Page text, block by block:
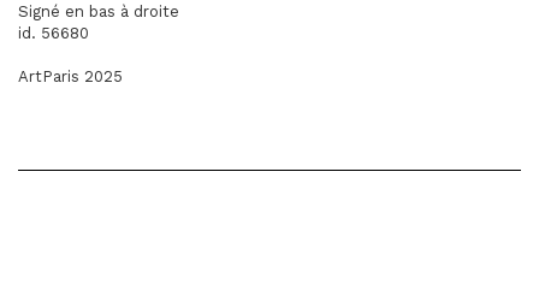
Signé en bas à droite
id. 56680
ArtParis 2025